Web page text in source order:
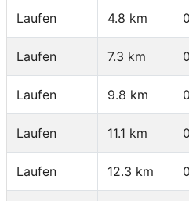
Laufen 4.8 km
Laufen 7.3 km
Laufen 9.8 km
Laufen 11.1 km
Laufen 12.3 km